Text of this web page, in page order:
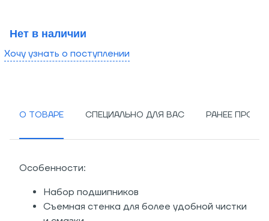
Нет в наличии
Хочу узнать о поступлении
О ТОВАРЕ СПЕЦИАЛЬНО ДЛЯ ВАС РАНЕЕ
Особенности:
Набор подшипников
Съемная стенка для более удобной чистки